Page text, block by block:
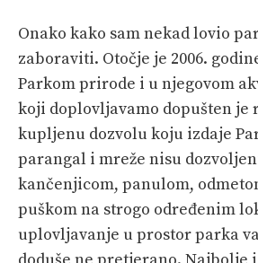
Onako kako sam nekad lovio
zaboraviti. Otočje je 2006.
Parkom prirode i u njegovom
koji doplovljavamo dopušten je
kupljenu dozvolu koju izdaje
parangal i mreže nisu
kančenjicom, panulom,
puškom na strogo određenim
uplovljavanje u prostor parka